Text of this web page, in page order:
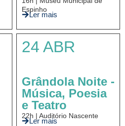
Espinho
Ler mais
24 ABR
Grândola Noite -
Música, Poesia
e Teatro
22h | Auditório Nascente
Ler mais